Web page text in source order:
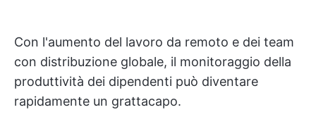
Con l'aumento del lavoro da remoto e dei team
con distribuzione globale, il monitoraggio della
produttività dei dipendenti può diventare
rapidamente un grattacapo.